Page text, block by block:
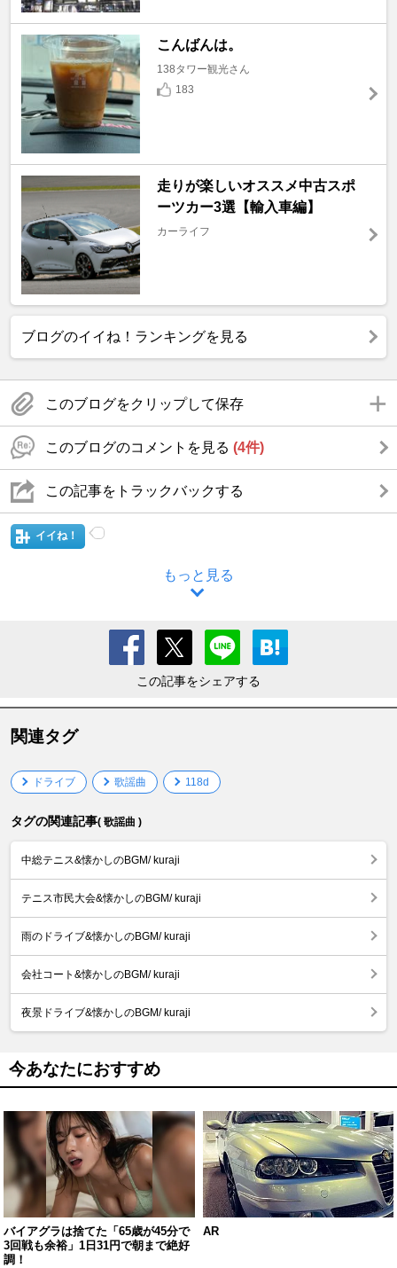
こんばんは。
138タワー観光さん
183
走りが楽しいオススメ中古スポ
ーツカー3選【輸入車編】
カーライフ
ブログのイイね！ランキングを見る
このブログをクリップして保存
このブログのコメントを見る (4件)
この記事をトラックバックする
イイね！
もっと見る
この記事をシェアする
関連タグ
ドライブ 歌謡曲 118d
タグの関連記事( 歌謡曲 )
中総テニス&懐かしのBGM/ kuraji
テニス市民大会&懐かしのBGM/ kuraji
雨のドライブ&懐かしのBGM/ kuraji
会社コート&懐かしのBGM/ kuraji
夜景ドライブ&懐かしのBGM/ kuraji
今あなたにおすすめ
バイアグラは捨てた「65歳が45分で
3回戦も余裕」1日31円で朝まで絶好
調！
AR